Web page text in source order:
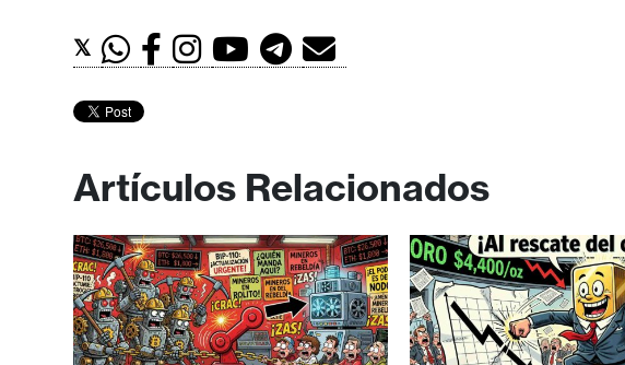
s
C
n
t
a
c
t
o
y
𝕏
Artículos Relacionados